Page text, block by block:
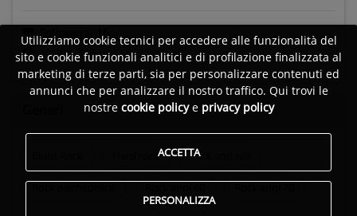
Visite:318
Hard rock Rock and roll
Utilizziamo cookie tecnici per accedere alle funzionalità del
sito e cookie funzionali analitici e di profilazione finalizzata al
marketing di terze parti, sia per personalizzare contenuti ed
annunci che per analizzare il nostro traffico. Qui trovi le
nostre cookie policye privacy policy
ACCETTA
PERSONALIZZA